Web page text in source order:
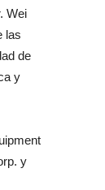
Wei
las
de
y
y